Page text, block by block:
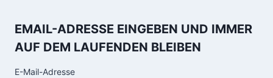
EMAIL-ADRESSE EINGEBEN UND IMMER
AUF DEM LAUFENDEN BLEIBEN
E-Mail-Adresse